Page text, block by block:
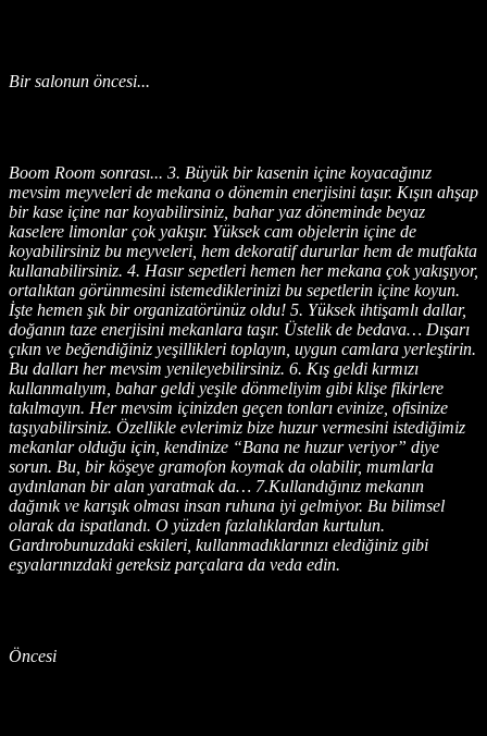
Bir salonun öncesi...
Boom Room sonrası... 3. Büyük bir kasenin içine koyacağınız
mevsim meyveleri de mekana o dönemin enerjisini taşır. Kışın ahşap
bir kase içine nar koyabilirsiniz, bahar yaz döneminde beyaz
kaselere limonlar çok yakışır. Yüksek cam objelerin içine de
koyabilirsiniz bu meyveleri, hem dekoratif dururlar hem de mutfakta
kullanabilirsiniz. 4. Hasır sepetleri hemen her mekana çok yakışıyor,
ortalıktan görünmesini istemediklerinizi bu sepetlerin içine koyun.
İşte hemen şık bir organizatörünüz oldu! 5. Yüksek ihtişamlı dallar,
doğanın taze enerjisini mekanlara taşır. Üstelik de bedava… Dışarı
çıkın ve beğendiğiniz yeşillikleri toplayın, uygun camlara yerleştirin.
Bu dalları her mevsim yenileyebilirsiniz. 6. Kış geldi kırmızı
kullanmalıyım, bahar geldi yeşile dönmeliyim gibi klişe fikirlere
takılmayın. Her mevsim içinizden geçen tonları evinize, ofisinize
taşıyabilirsiniz. Özellikle evlerimiz bize huzur vermesini istediğimiz
mekanlar olduğu için, kendinize “Bana ne huzur veriyor” diye
sorun. Bu, bir köşeye gramofon koymak da olabilir, mumlarla
aydınlanan bir alan yaratmak da… 7.Kullandığınız mekanın
dağınık ve karışık olması insan ruhuna iyi gelmiyor. Bu bilimsel
olarak da ispatlandı. O yüzden fazlalıklardan kurtulun.
Gardırobunuzdaki eskileri, kullanmadıklarınızı elediğiniz gibi
eşyalarınızdaki gereksiz parçalara da veda edin.
Öncesi